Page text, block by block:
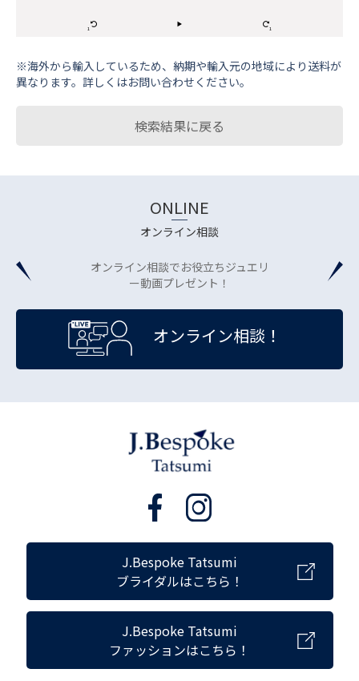
※海外から輸⼊しているため、納期や輸⼊元の地域により送料が
異なります。詳しくはお問い合わせください。
検索結果に戻る
ONLINE
オンライン相談
オンライン相談でお役立ちジュエリ
ー動画プレゼント！
オンライン相談！
J.Bespoke Tatsumi
ブライダルはこちら！
J.Bespoke Tatsumi
ファッションはこちら！